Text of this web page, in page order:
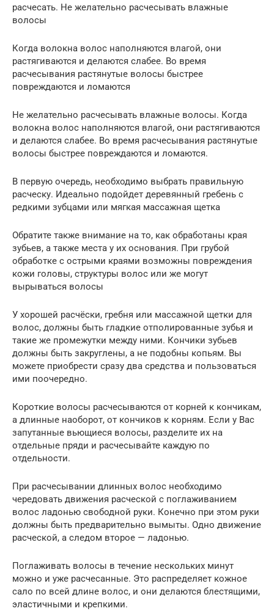
расчесать. Не желательно расчесывать влажные
волосы
Когда волокна волос наполняются влагой, они
растягиваются и делаются слабее. Во время
расчесывания растянутые волосы быстрее
повреждаются и ломаются
Не желательно расчесывать влажные волосы. Когда
волокна волос наполняются влагой, они растягиваются
и делаются слабее. Во время расчесывания растянутые
волосы быстрее повреждаются и ломаются.
В первую очередь, необходимо выбрать правильную
расческу. Идеально подойдет деревянный гребень с
редкими зубцами или мягкая массажная щетка
Обратите также внимание на то, как обработаны края
зубьев, а также места у их основания. При грубой
обработке с острыми краями возможны повреждения
кожи головы, структуры волос или же могут
вырываться волосы
У хорошей расчёски, гребня или массажной щетки для
волос, должны быть гладкие отполированные зубья и
такие же промежутки между ними. Кончики зубьев
должны быть закруглены, а не подобны копьям. Вы
можете приобрести сразу два средства и пользоваться
ими поочередно.
Короткие волосы расчесываются от корней к кончикам,
а длинные наоборот, от кончиков к корням. Если у Вас
запутанные вьющиеся волосы, разделите их на
отдельные пряди и расчесывайте каждую по
отдельности.
При расчесывании длинных волос необходимо
чередовать движения расческой с поглаживанием
волос ладонью свободной руки. Конечно при этом руки
должны быть предварительно вымыты. Одно движение
расческой, а следом второе — ладонью.
Поглаживать волосы в течение нескольких минут
можно и уже расчесанные. Это распределяет кожное
сало по всей длине волос, и они делаются блестящими,
эластичными и крепкими.